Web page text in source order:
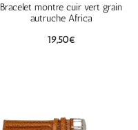
Bracelet montre cuir vert grain
autruche Africa
19,50€